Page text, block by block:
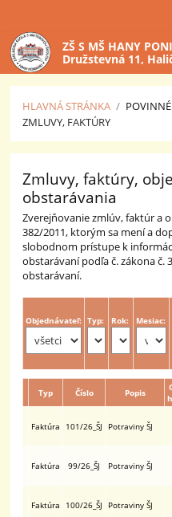
ZŠ S MŠ HANY
Družstevná 11,
HLAVNÁ STRÁNKA /
ZMLUVY, FAKTÚRY
faktúry
Zmluvy, faktúry,
obstarávania
Zverejňovanie zmlúv, faktúr a
382/2011, ktorým sa mení a
slobodnom prístupe k
obstarávaní podľa č. zákona č.
obstarávaní.
Objednávateľ: Typ: Rok: Mesiac:
Typ Číslo Popis
Faktúra 101/26_ŠJ Potraviny ŠJ
Faktúra 99/26_ŠJ Potraviny ŠJ
Faktúra 100/26_ŠJ Potraviny ŠJ